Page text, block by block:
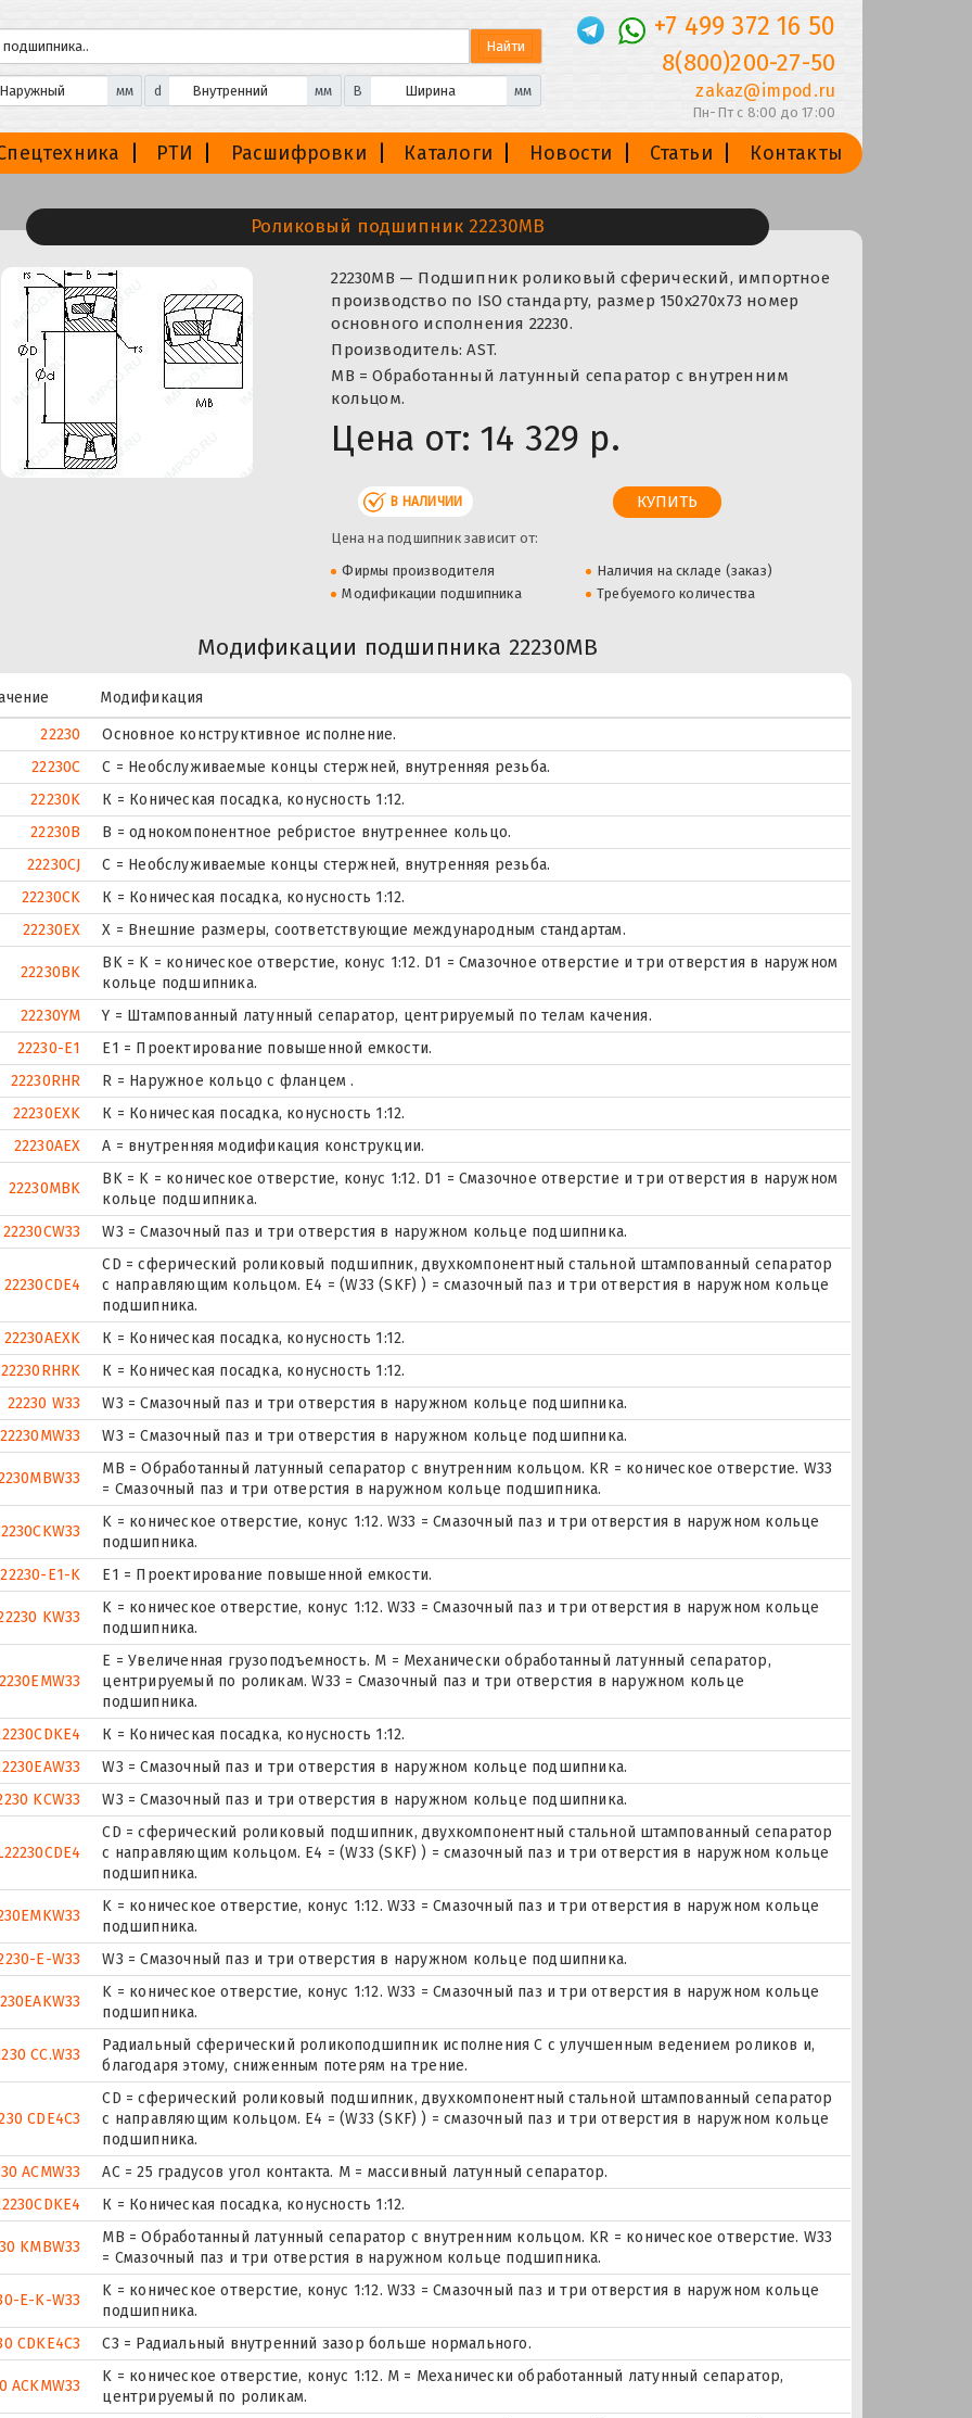
мм d мм B мм
+7 499 372 16 50
8(800)200-27-50
zakaz@impod.ru
Пн-Пт с 8:00 до 17:00
РТИ Расшифровки Каталоги Новости Статьи Контакты
Роликовый подшипник 22230MB
22230MB — Подшипник роликовый сферический, импортное
производство по ISO стандарту, размер 150x270x73 номер
основного исполнения 22230.
Производитель: AST.
MB = Обработанный латунный сепаратор с внутренним
кольцом.
Цена от: 14 329 р.
В НАЛИЧИИ
Цена на подшипник зависит от:
Фирмы производителя
Наличия на складе (заказ)
Модификации подшипника
Требуемого количества
Модификации подшипника 22230MB
Модификация
22230
Основное конструктивное исполнение.
22230C
С = Необслуживаемые концы стержней, внутренняя резьба.
22230K
К = Коническая посадка, конусность 1:12.
22230B
B = однокомпонентное ребристое внутреннее кольцо.
22230CJ
С = Необслуживаемые концы стержней, внутренняя резьба.
22230CK
К = Коническая посадка, конусность 1:12.
22230EX
X = Внешние размеры, соответствующие международным стандартам.
22230BK
BK = K = коническое отверстие, конус 1:12. D1 = Смазочное отверстие и три отверстия в наружном
кольце подшипника.
22230YM
Y = Штампованный латунный сепаратор, центрируемый по телам качения.
22230-E1
E1 = Проектирование повышенной емкости.
22230RHR
R = Наружное кольцо с фланцем .
22230EXK
К = Коническая посадка, конусность 1:12.
22230AEX
A = внутренняя модификация конструкции.
22230MBK
BK = K = коническое отверстие, конус 1:12. D1 = Смазочное отверстие и три отверстия в наружном
кольце подшипника.
22230CW33
W3 = Смазочный паз и три отверстия в наружном кольце подшипника.
22230CDE4
CD = сферический роликовый подшипник, двухкомпонентный стальной штампованный сепаратор
с направляющим кольцом. E4 = (W33 (SKF) ) = смазочный паз и три отверстия в наружном кольце
подшипника.
22230AEXK
К = Коническая посадка, конусность 1:12.
22230RHRK
К = Коническая посадка, конусность 1:12.
22230 W33
W3 = Смазочный паз и три отверстия в наружном кольце подшипника.
22230MW33
W3 = Смазочный паз и три отверстия в наружном кольце подшипника.
MB = Обработанный латунный сепаратор с внутренним кольцом. KR = коническое отверстие. W33
= Смазочный паз и три отверстия в наружном кольце подшипника.
K = коническое отверстие, конус 1:12. W33 = Смазочный паз и три отверстия в наружном кольце
подшипника.
22230-E1-K
E1 = Проектирование повышенной емкости.
KW33
K = коническое отверстие, конус 1:12. W33 = Смазочный паз и три отверстия в наружном кольце
подшипника.
E = Увеличенная грузоподъемность. М = Механически обработанный латунный сепаратор,
центрируемый по роликам. W33 = Смазочный паз и три отверстия в наружном кольце
подшипника.
К = Коническая посадка, конусность 1:12.
W3 = Смазочный паз и три отверстия в наружном кольце подшипника.
KCW33
W3 = Смазочный паз и три отверстия в наружном кольце подшипника.
CD = сферический роликовый подшипник, двухкомпонентный стальной штампованный сепаратор
с направляющим кольцом. E4 = (W33 (SKF) ) = смазочный паз и три отверстия в наружном кольце
подшипника.
K = коническое отверстие, конус 1:12. W33 = Смазочный паз и три отверстия в наружном кольце
подшипника.
E-W33
W3 = Смазочный паз и три отверстия в наружном кольце подшипника.
K = коническое отверстие, конус 1:12. W33 = Смазочный паз и три отверстия в наружном кольце
подшипника.
CC.W33
Радиальный сферический роликоподшипник исполнения С с улучшенным ведением роликов и,
благодаря этому, сниженным потерям на трение.
CDE4C3
CD = сферический роликовый подшипник, двухкомпонентный стальной штампованный сепаратор
с направляющим кольцом. E4 = (W33 (SKF) ) = смазочный паз и три отверстия в наружном кольце
подшипника.
ACMW33
AC = 25 градусов угол контакта. M = массивный латунный сепаратор.
К = Коническая посадка, конусность 1:12.
KMBW33
MB = Обработанный латунный сепаратор с внутренним кольцом. KR = коническое отверстие. W33
= Смазочный паз и три отверстия в наружном кольце подшипника.
E-K-W33
K = коническое отверстие, конус 1:12. W33 = Смазочный паз и три отверстия в наружном кольце
подшипника.
CDKE4C3
C3 = Радиальный внутренний зазор больше нормального.
ACKMW33
K = коническое отверстие, конус 1:12. М = Механически обработанный латунный сепаратор,
центрируемый по роликам.